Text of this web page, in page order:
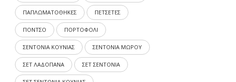
ΠΑΠΛΩΜΑΤΟΘΗΚΕΣ ΠΕΤΣΕΤΕΣ
ΠΟΝΤΣΟ ΠΟΡΤΟΦΟΛΙ
ΣΕΝΤΟΝΙΑ ΚΟΥΝΙΑΣ ΣΕΝΤΟΝΙΑ ΜΩΡΟΥ
ΣΕΤ ΛΑΔΟΠΑΝΑ ΣΕΤ ΣΕΝΤΟΝΙΑ